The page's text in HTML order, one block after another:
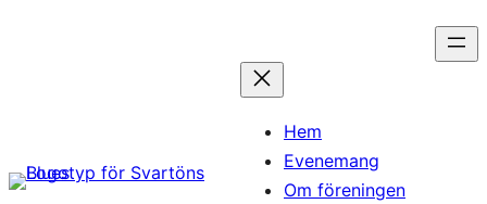
Hem
Evenemang
Om föreningen